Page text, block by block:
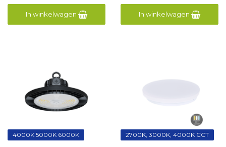
In winkelwagen In winkelwagen
4000K 5000K 6000K 2700K, 3000K, 4000K CCT